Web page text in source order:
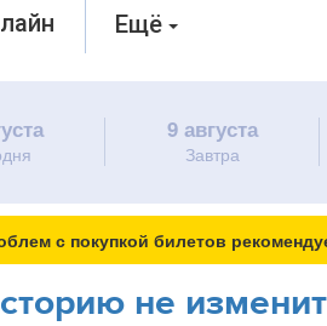
Ещё
9 августа
Завтра
с покупкой билетов
не